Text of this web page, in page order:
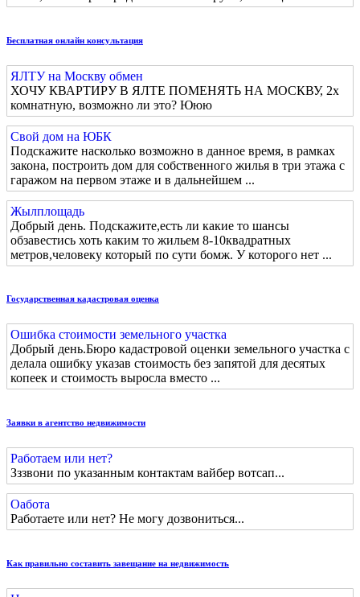
Бесплатная онлайн консультация
ЯЛТУ на Москву обмен
ХОЧУ КВАРТИРУ В ЯЛТЕ ПОМЕНЯТЬ НА МОСКВУ, 2х
комнатную, возможно ли это? Ююю
Свой дом на ЮБК
Подскажите насколько возможно в данное время, в рамках
закона, построить дом для собственного жилья в три этажа с
гаражом на первом этаже и в дальнейшем ...
Жылплощадь
Добрый день. Подскажите,есть ли какие то шансы
обзавестись хоть каким то жильем 8-10квадратных
метров,человеку который по сути бомж. У которого нет ...
Государственная кадастровая оценка
Ошибка стоимости земельного участка
Добрый день.Бюро кадастровой оценки земельного участка с
делала ошибку указав стоимость без запятой для десятых
копеек и стоимость выросла вместо ...
Заявки в агентство недвижимости
Работаем или нет?
Зззвони по указанным контактам вайбер вотсап...
Оабота
Работаете или нет? Не могу дозвониться...
Как правильно составить завещание на недвижимость